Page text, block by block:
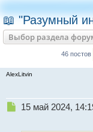
📖 "Разумный
Выбор раздела
46 постов
AlexLitvin
Н15 май 2024,